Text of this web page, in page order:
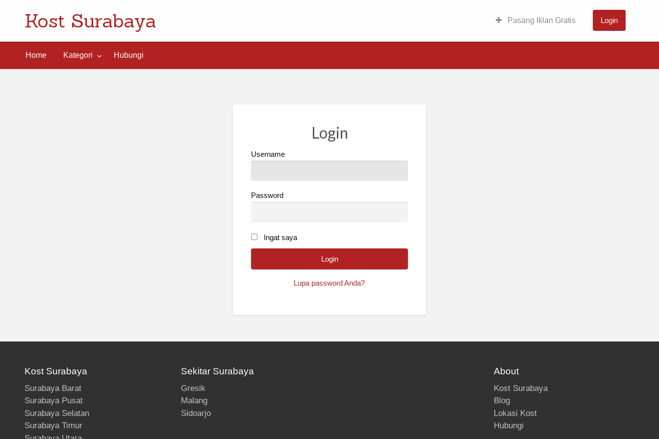
Kost Surabaya Pasang Iklan Gratis Login
Home Kategori Hubungi
Login
Username
Password
Ingat saya
Lupa password Anda?
Kost Surabaya
Surabaya Barat
Surabaya Pusat
Surabaya Selatan
Surabaya Timur
Sekitar Surabaya
Gresik
Malang
Sidoarjo
About
Kost Surabaya
Blog
Lokasi Kost
Hubungi